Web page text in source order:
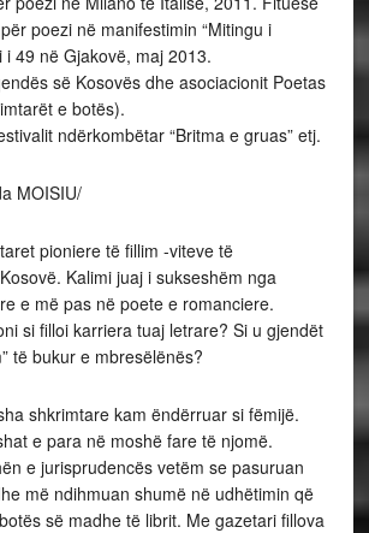
poezi në manifestimin “Mitingu i
i 49 në Gjakovë, maj 2013.
së Kosovës dhe asociacionit Poetas
e botës).
ndërkombëtar “Britma e gruas” etj.
MOISIU/
pioniere të fillim -viteve të
Kalimi juaj i sukseshëm nga
e më pas në poete e romanciere.
si filloi karriera tuaj letrare? Si u gjendët
të bukur e mbresëlënës?
shkrimtare kam ëndërruar si fëmijë.
e para në moshë fare të njomë.
e jurisprudencës vetëm se pasuruan
më ndihmuan shumë në udhëtimin që
së madhe të librit. Me gazetari fillova